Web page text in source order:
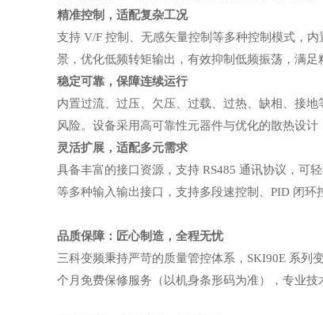
精准控制，适配复杂工况
支持 V/F 控制、无感矢量控制等多种控制模式，
景，优化低频转矩输出，有效抑制低频振荡，满足
稳定可靠，保障连续运行
内置过流、过压、欠压、过载、过热、缺相、接
风险。设备采用高可靠性元器件与优化的散热设
灵活扩展，适配多元需求
具备丰富的接口资源，支持 RS485 通讯协议，可
等多种输入输出接口，支持多段速控制、PID 闭环
品质保障：匠心制造，全程无忧
三科变频秉持严苛的质量管控体系， SKI90E 系列
个月免费保修服务（以机身条形码为准），专业